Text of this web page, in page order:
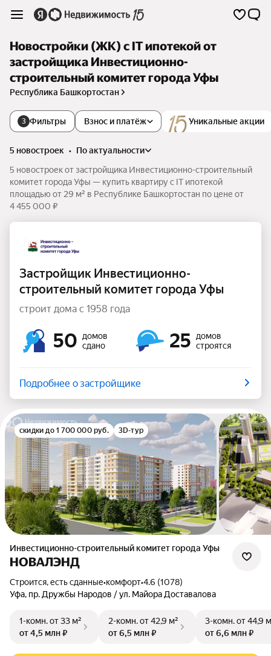
Новостройки (ЖК) с IT ипотекой от
застройщика Инвестиционно-
строительный комитет города Уфы
Республика Башкортостан
3 Фильтры Уникальные акции
Взнос и платёж
5 новостроек •
по актуальности
5 новостроек от застройщика Инвестиционно-строительный
комитет города Уфы — купить квартиру с IT ипотекой
площадью от 29 м² в Республике Башкортостан по цене от
4 455 000 ₽
Застройщик Инвестиционно-
строительный комитет города Уфы
строит дома с 1958 года
50
домов
сдано
25
домов
строятся
Подробнее о застройщике
скидки до 1 700 000 руб. 3D-тур
Инвестиционно-строительный комитет города Уфы
НОВАЛЭНД
Строится, есть сданные•комфорт•4.6 (1078)
Уфа, пр. Дружбы Народов / ул. Майора Доставалова
1-комн.от 33 м²
от 4,5 млн ₽
2-комн.от 42,9 м²
от 6,5 млн ₽
3-комн.от 44,9
от 6,6 млн ₽